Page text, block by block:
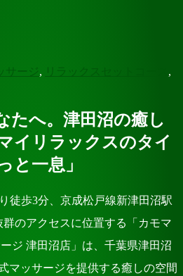
サージ, リラックスセットコース ,
たへ。津田沼の癒し
イリラックスのタイ
と一息」
徒歩3分、京成松戸線新津田沼駅
のアクセスに位置する「カモマ
ジ 津田沼店」は、千葉県津田沼
マッサージを提供する癒しの空間